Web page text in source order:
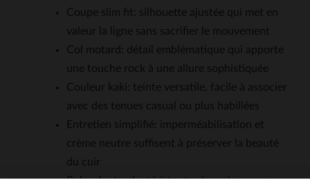
Coupe slim fit: silhouette ajustée qui met en
valeur la ligne sans sacrifier le mouvement
Col motard: détail emblématique qui apporte
une touche rock à une allure sophistiquée
Couleur kaki: teinte versatile, facile à associer
avec des tenues casual ou plus habillées
Entretien simplifié: imperméabilisation et
crème neutre suffisent à préserver la beauté
du cuir
Polyvalent: adapté à toutes les saisons, pour